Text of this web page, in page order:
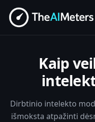
Kaip
Dirbtinio intelekto
išmoksta atpažinti